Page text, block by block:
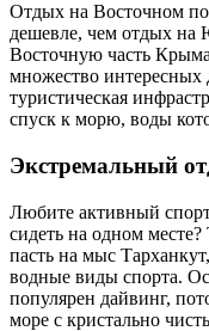
Отдых на Восточном
дешевле, чем отдых на
Восточную часть
множество интересных
туристическая
спуск к морю, воды
Экстремальный
Любите активный
сидеть на одном
пасть на мыс
водные виды спорта.
популярен дайвинг,
море с кристально